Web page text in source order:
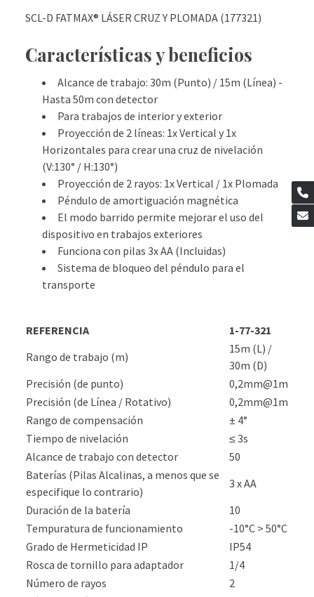
SCL-D FATMAX® LÁSER CRUZ Y PLOMADA (177321)
Características y beneficios
Alcance de trabajo: 30m (Punto) / 15m (Línea) -
Hasta 50m con detector
Para trabajos de interior y exterior
Proyección de 2 líneas: 1x Vertical y 1x
Horizontales para crear una cruz de nivelación
(V:130° / H:130°)
Proyección de 2 rayos: 1x Vertical / 1x Plomada
Péndulo de amortiguación magnética
El modo barrido permite mejorar el uso del
dispositivo en trabajos exteriores
Funciona con pilas 3x AA (Incluidas)
Sistema de bloqueo del péndulo para el
transporte
REFERENCIA
1-77-321
Rango de trabajo (m)
15m (L) /
30m (D)
Precisión (de punto)
0,2mm@1m
Precisión (de Línea / Rotativo)
0,2mm@1m
Rango de compensación
± 4°
Tiempo de nivelación
≤ 3s
Alcance de trabajo con detector
50
Baterías (Pilas Alcalinas, a menos que se
especifique lo contrario)
3 x AA
Duración de la batería
10
Tempuratura de funcionamiento
-10°C > 50°C
Grado de Hermeticidad IP
IP54
Rosca de tornillo para adaptador
1/4
Número de rayos
2